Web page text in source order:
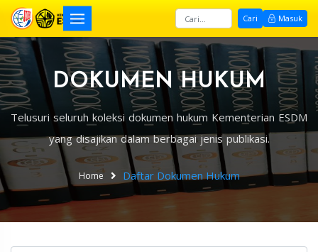
Cari Masuk
DOKUMEN HUKUM
Telusuri seluruh koleksi dokumen hukum Kementerian ESDM
yang disajikan dalam berbagai jenis publikasi.
Home Daftar Dokumen Hukum